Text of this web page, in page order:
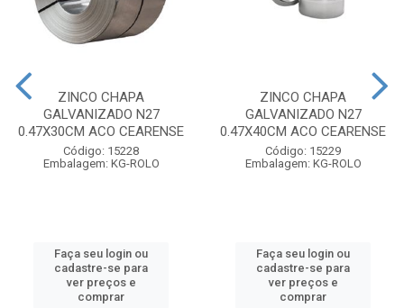
ZINCO CHAPA
GALVANIZADO N27
0.47X30CM ACO CEARENSE
Código: 15228
Embalagem: KG-ROLO
Faça seu login ou
cadastre-se para
ver preços e
comprar
ZINCO CHAPA
GALVANIZADO N27
0.47X40CM ACO CEARENSE
Código: 15229
Embalagem: KG-ROLO
Faça seu login ou
cadastre-se para
ver preços e
comprar